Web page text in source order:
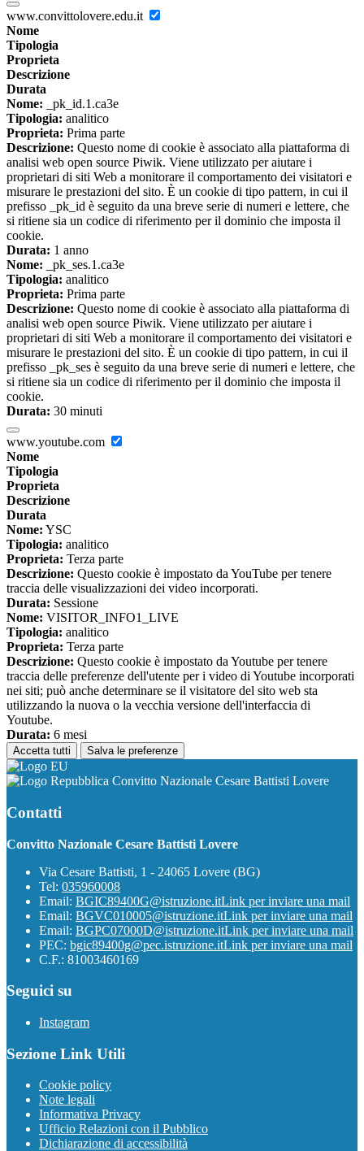
www.convittolovere.edu.it
Nome
Tipologia
Proprieta
Descrizione
Durata
Nome: _pk_id.1.ca3e
Tipologia: analitico
Proprieta: Prima parte
Descrizione: Questo nome di cookie è associato alla piattaforma di
analisi web open source Piwik. Viene utilizzato per aiutare i
proprietari di siti Web a monitorare il comportamento dei visitatori e
misurare le prestazioni del sito. È un cookie di tipo pattern, in cui il
prefisso _pk_id è seguito da una breve serie di numeri e lettere, che
si ritiene sia un codice di riferimento per il dominio che imposta il
cookie.
Durata: 1 anno
Nome: _pk_ses.1.ca3e
Tipologia: analitico
Proprieta: Prima parte
Descrizione: Questo nome di cookie è associato alla piattaforma di
analisi web open source Piwik. Viene utilizzato per aiutare i
proprietari di siti Web a monitorare il comportamento dei visitatori e
misurare le prestazioni del sito. È un cookie di tipo pattern, in cui il
prefisso _pk_ses è seguito da una breve serie di numeri e lettere, che
si ritiene sia un codice di riferimento per il dominio che imposta il
cookie.
Durata: 30 minuti
www.youtube.com
Nome
Tipologia
Proprieta
Descrizione
Durata
Nome: YSC
Tipologia: analitico
Proprieta: Terza parte
Descrizione: Questo cookie è impostato da YouTube per tenere
traccia delle visualizzazioni dei video incorporati.
Durata: Sessione
Nome: VISITOR_INFO1_LIVE
Tipologia: analitico
Proprieta: Terza parte
Descrizione: Questo cookie è impostato da Youtube per tenere
traccia delle preferenze dell'utente per i video di Youtube incorporati
nei siti; può anche determinare se il visitatore del sito web sta
utilizzando la nuova o la vecchia versione dell'interfaccia di
Youtube.
Durata: 6 mesi
Accetta tutti Salva le preferenze
Convitto Nazionale Cesare Battisti Lovere
Contatti
Convitto Nazionale Cesare Battisti Lovere
Via Cesare Battisti, 1 - 24065 Lovere (BG)
Tel: 035960008
Email: BGIC89400G@istruzione.itLink per inviare una mail
Email: BGVC010005@istruzione.itLink per inviare una mail
Email: BGPC07000D@istruzione.itLink per inviare una mail
PEC: bgic89400g@pec.istruzione.itLink per inviare una mail
C.F.: 81003460169
Seguici su
Instagram
Sezione Link Utili
Cookie policy
Note legali
Informativa Privacy
Ufficio Relazioni con il Pubblico
Dichiarazione di accessibilità